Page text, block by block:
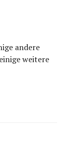
andere
weitere